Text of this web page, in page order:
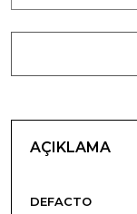
AÇIKLAMA
DEFACTO